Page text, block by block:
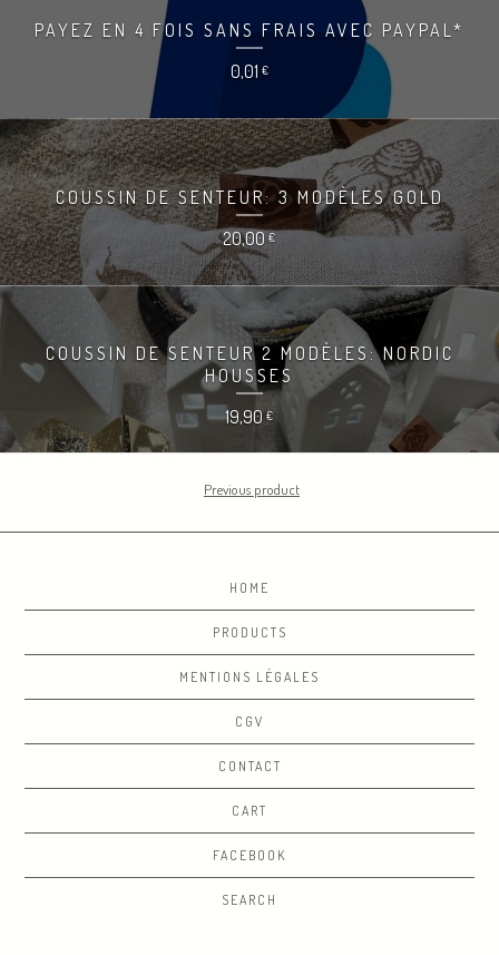
PAYEZ EN 4 FOIS SANS FRAIS AVEC PAYPAL*
0,01 €
COUSSIN DE SENTEUR: 3 MODÈLES GOLD
20,00€
COUSSIN DE SENTEUR 2 MODÈLES: NORDIC
HOUSSES
19,90€
Previous product
HOME
PRODUCTS
MENTIONS LÉGALES
CGV
CONTACT
CART
FACEBOOK
SEARCH